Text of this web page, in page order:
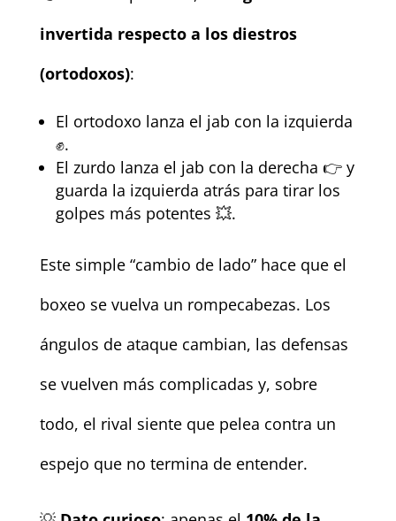
invertida respecto a los diestros
(ortodoxos):
El ortodoxo lanza el jab con la izquierda
✊.
El zurdo lanza el jab con la derecha 👉 y
guarda la izquierda atrás para tirar los
golpes más potentes 💥.
Este simple “cambio de lado” hace que el
boxeo se vuelva un rompecabezas. Los
ángulos de ataque cambian, las defensas
se vuelven más complicadas y, sobre
todo, el rival siente que pelea contra un
espejo que no termina de entender.